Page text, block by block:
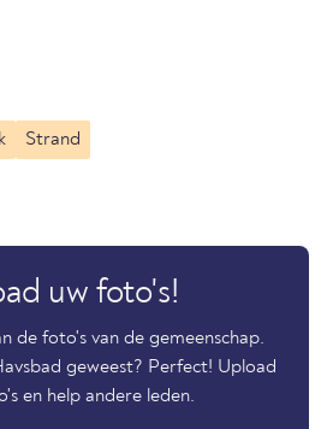
Strand
uw foto's!
de foto's van de gemeenschap.
geweest? Perfect! Upload
en help andere leden.